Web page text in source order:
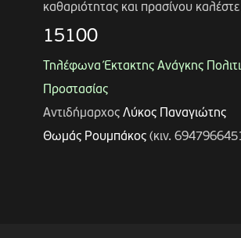
καθαριότητας και πρασίνου
15100
Τηλέφωνα Έκτακτης Ανάγκης
Προστασίας
Αντιδήμαρχος Λύκος Παναγιώτης
Θωμάς Ρουμπάκος(κιν.